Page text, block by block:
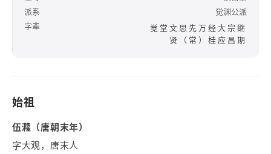
派系
觉渊公派
字辈
觉堂文思先万经大宗继
贤（常）桂应昌期
始祖
伍漋（唐朝末年）
字大观，唐末人